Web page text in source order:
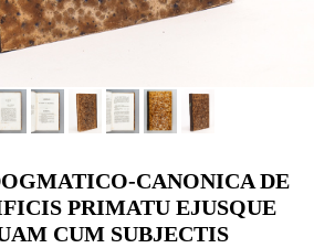
CANONICA DE
PRIMATU EJUSQUE
CUM SUBJECTIS